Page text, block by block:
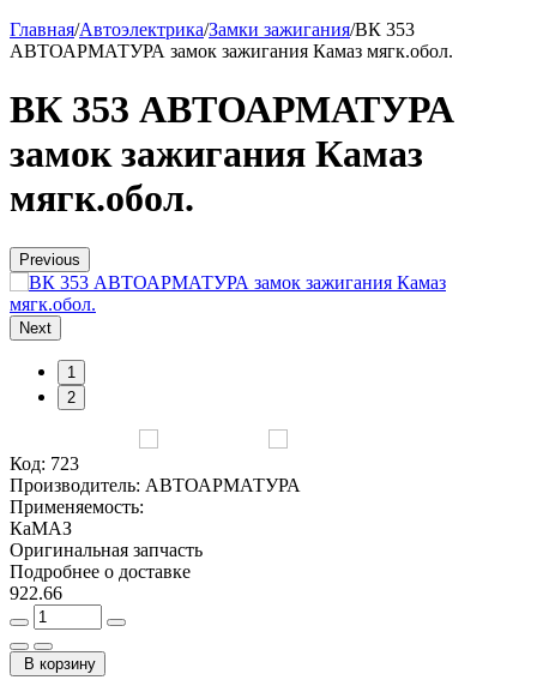
Главная/Автоэлектрика/Замки зажигания/ВК 353
АВТОАРМАТУРА замок зажигания Камаз мягк.обол.
ВК 353 АВТОАРМАТУРА
замок зажигания Камаз
мягк.обол.
Previous
Next
1
2
Код: 723
Производитель: АВТОАРМАТУРА
Применяемость:
КаМАЗ
Оригинальная запчасть
Подробнее о доставке
922.66
В корзину